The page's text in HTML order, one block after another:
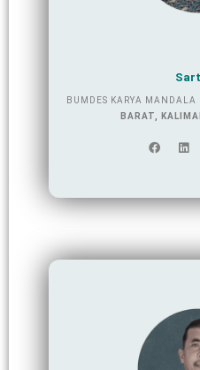
BUMDES KARYA MANDALA
BARAT,